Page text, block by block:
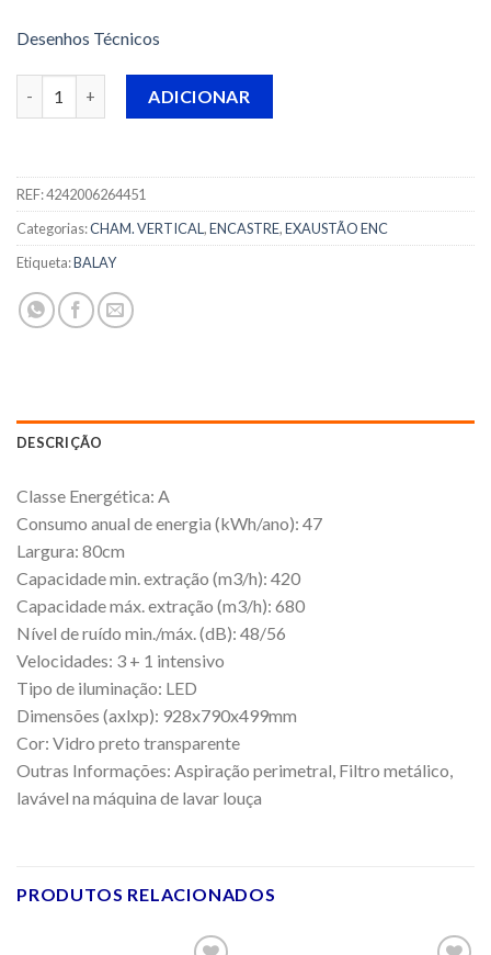
Desenhos Técnicos
ADICIONAR
REF:4242006264451
Categorias:CHAM. VERTICAL ,ENCASTRE,EXAUSTÃO ENC
Etiqueta:BALAY
DESCRIÇÃO
Classe Energética: A
Consumo anual de energia (kWh/ano): 47
Largura: 80cm
Capacidade min. extração (m3/h): 420
Capacidade máx. extração (m3/h): 680
Nível de ruído min./máx. (dB): 48/56
Velocidades: 3 + 1 intensivo
Tipo de iluminação: LED
Dimensões (axlxp): 928x790x499mm
Cor: Vidro preto transparente
Outras Informações: Aspiração perimetral, Filtro metálico,
lavável na máquina de lavar louça
PRODUTOS RELACIONADOS